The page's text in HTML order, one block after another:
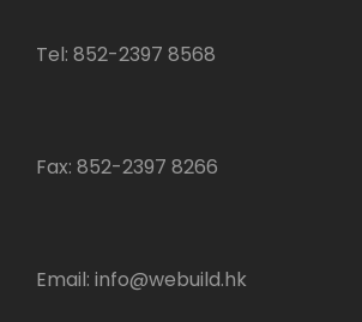
Tel: 852-2397 8568
Fax: 852-2397 8266
Email: info@webuild.hk